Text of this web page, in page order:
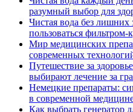
разумный выбор для
Чистая вода без лишних
пользоваться
Мир медицинских
современных
Путешествие за
выбирают лечение за
Немецкие препараты:
в современной
Как выбрать генератор